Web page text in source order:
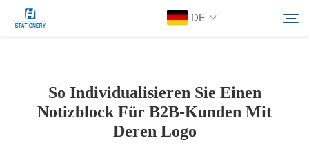
DE
Produkte
Suchen
So Individualisieren Sie Einen
Notizblock Für B2B-Kunden Mit
Deren Logo